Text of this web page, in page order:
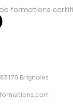
formations
Brignoles